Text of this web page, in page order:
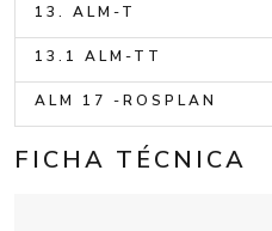
13. ALM-T
13.1 ALM-TT
ALM 17 -ROSPLAN
FICHA TÉCNICA